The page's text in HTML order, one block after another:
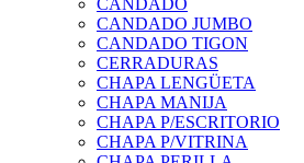
CANDADO
CANDADO JUMBO
CANDADO TIGON
CERRADURAS
CHAPA LENGÜETA
CHAPA MANIJA
CHAPA P/ESCRITORIO
CHAPA P/VITRINA